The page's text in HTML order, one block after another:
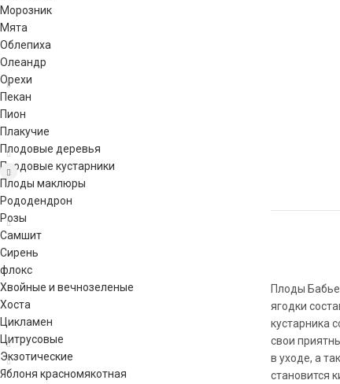
Морозник
Мята
Облепиха
Олеандр
Орехи
Пекан
Пион
Плакучие
Плодовые деревья
Плодовые кустарники
Плоды маклюры
Рододендрон
Розы
Самшит
Сирень
флокс
Хвойные и вечнозеленые
Хоста
Цикламен
Цитрусовые
Экзотические
Яблоня красномякотная
Плоды
ягодки
кустарника
свои
в уходе, а
становится